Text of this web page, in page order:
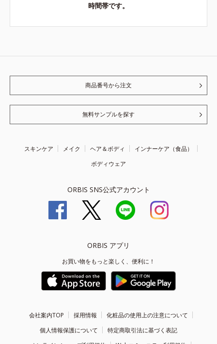
時間帯です。
商品番号から注文
無料サンプルを探す
スキンケア メイク ヘア＆ボディ
インナーケア（食品）
ボディウェア
ORBIS SNS公式アカウント
ORBIS アプリ
お買い物をもっと楽しく、便利に！
会社案内TOP 採用情報
化粧品の使用上の注意について
個人情報保護について
特定商取引法に基づく表記